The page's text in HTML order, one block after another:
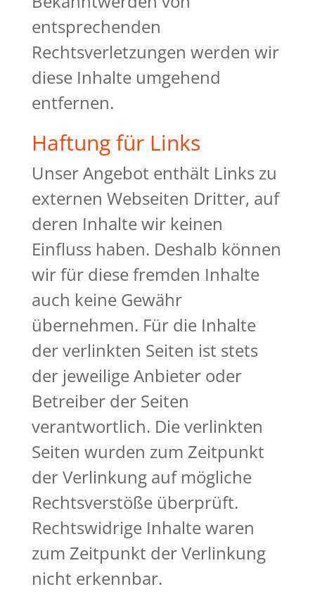
entsprechenden
Rechtsverletzungen werden wir
diese Inhalte umgehend
entfernen.
Haftung für Links
Unser Angebot enthält Links zu
externen Webseiten Dritter, auf
deren Inhalte wir keinen
Einfluss haben. Deshalb können
wir für diese fremden Inhalte
auch keine Gewähr
übernehmen. Für die Inhalte
der verlinkten Seiten ist stets
der jeweilige Anbieter oder
Betreiber der Seiten
verantwortlich. Die verlinkten
Seiten wurden zum Zeitpunkt
der Verlinkung auf mögliche
Rechtsverstöße überprüft.
Rechtswidrige Inhalte waren
zum Zeitpunkt der Verlinkung
nicht erkennbar.